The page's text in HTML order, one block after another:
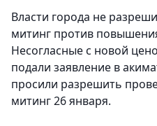
Власти города не
митинг против
Несогласные с новой
подали заявление в
просили разрешить
митинг 26 января.